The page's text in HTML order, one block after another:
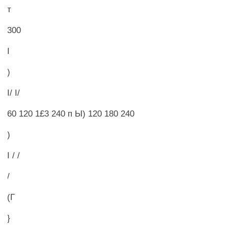
т
300
I
)
I/ I/
60 120 1£3 240 п Ы) 120 180 240
)
I / /
/
(Г
}